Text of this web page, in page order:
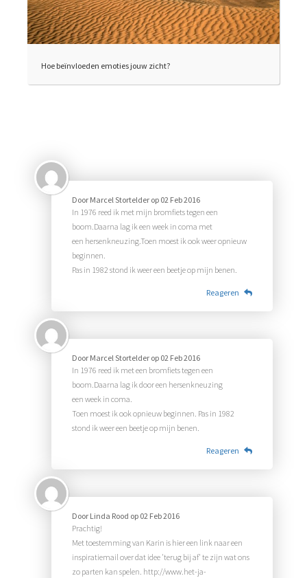
Hoe beïnvloeden emoties jouw zicht?
Door Marcel Stortelder op 02 Feb 2016
In 1976 reed ik met mijn bromfiets tegen een
boom.Daarna lag ik een week in coma met
een hersenkneuzing.Toen moest ik ook weer opnieuw
beginnen.
Pas in 1982 stond ik weer een beetje op mijn benen.
Reageren
Door Marcel Stortelder op 02 Feb 2016
In 1976 reed ik met een bromfiets tegen een
boom.Daarna lag ik door een hersenkneuzing
een week in coma.
Toen moest ik ook opnieuw beginnen. Pas in 1982
stond ik weer een beetje op mijn benen.
Reageren
Door Linda Rood op 02 Feb 2016
Prachtig!
Met toestemming van Karin is hier een link naar een
inspiratiemail over dat idee 'terug bij af' te zijn wat ons
zo parten kan spelen. http://www.het-ja-